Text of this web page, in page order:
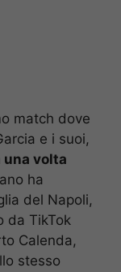
match dove
e i suoi,
volta
ha
del Napoli,
da TikTok
Calenda,
stesso